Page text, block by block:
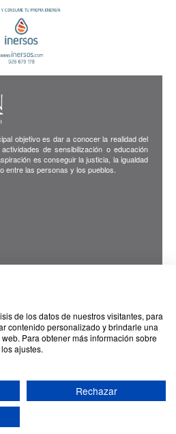
objetivo es dar a conocer la realidad del
de sensibilización o educación
es conseguir la justicia, la igualdad
entre las personas y los pueblos.
de los datos de nuestros visitantes, para
contenido personalizado y brindarle una
Para obtener más información sobre
ajustes.
Rechazar